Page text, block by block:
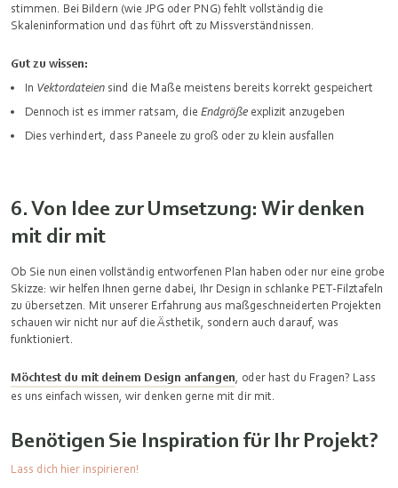
stimmen. Bei Bildern (wie JPG oder PNG) fehlt vollständig die
Skaleninformation und das führt oft zu Missverständnissen.
Gut zu wissen:
In Vektordateien sind die Maße meistens bereits korrekt gespeichert
Dennoch ist es immer ratsam, die Endgröße explizit anzugeben
Dies verhindert, dass Paneele zu groß oder zu klein ausfallen
6. Von Idee zur Umsetzung: Wir denken
mit dir mit
Ob Sie nun einen vollständig entworfenen Plan haben oder nur eine grobe
Skizze: wir helfen Ihnen gerne dabei, Ihr Design in schlanke PET‑Filztafeln
zu übersetzen. Mit unserer Erfahrung aus maßgeschneiderten Projekten
schauen wir nicht nur auf die Ästhetik, sondern auch darauf, was
funktioniert.
Möchtest du mit deinem Design anfangen , oder hast du Fragen? Lass
es uns einfach wissen, wir denken gerne mit dir mit.
Benötigen Sie Inspiration für Ihr Projekt?
Lass dich hier inspirieren!